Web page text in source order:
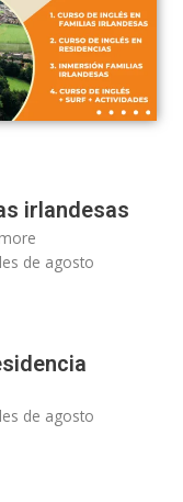
irlandesas
de agosto
de agosto